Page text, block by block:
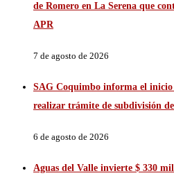
de Romero en La Serena que
APR
7 de agosto de 2026
SAG Coquimbo informa el inicio
realizar trámite de subdivisión
6 de agosto de 2026
Aguas del Valle invierte $ 330